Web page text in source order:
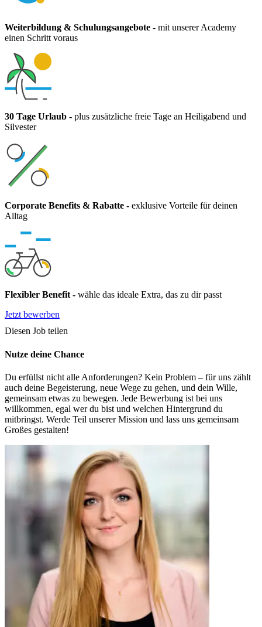
Weiterbildung & Schulungsangebote - mit unserer Academy
einen Schritt voraus
30 Tage Urlaub - plus zusätzliche freie Tage an Heiligabend und
Silvester
Corporate Benefits & Rabatte - exklusive Vorteile für deinen
Alltag
Flexibler Benefit- wähle das ideale Extra, das zu dir passt
Jetzt bewerben
Diesen Job teilen
Nutze deine Chance
Du erfüllst nicht alle Anforderungen? Kein Problem – für uns zählt
auch deine Begeisterung, neue Wege zu gehen, und dein Wille,
gemeinsam etwas zu bewegen. Jede Bewerbung ist bei uns
willkommen, egal wer du bist und welchen Hintergrund du
mitbringst. Werde Teil unserer Mission und lass uns gemeinsam
Großes gestalten!